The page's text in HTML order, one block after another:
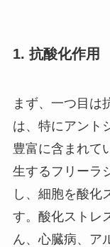
1. 抗酸化作用
まず、一つ目は
は、特にアント
豊富に含まれて
生するフリーラ
し、細胞を酸化
す。酸化ストレ
ん、心臓病、ア